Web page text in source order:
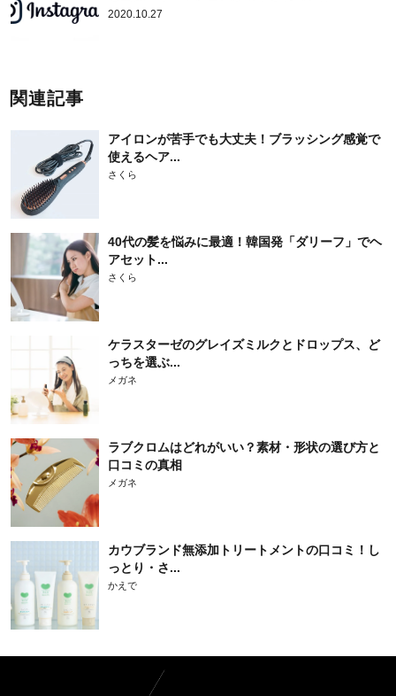
2020.10.27
関連記事
アイロンが苦手でも大丈夫！ブラッシング感覚で
使えるヘア...
さくら
40代の髪を悩みに最適！韓国発「ダリーフ」でヘ
アセット...
さくら
ケラスターゼのグレイズミルクとドロップス、ど
っちを選ぶ...
メガネ
ラブクロムはどれがいい？素材・形状の選び方と
口コミの真相
メガネ
カウブランド無添加トリートメントの口コミ！し
っとり・さ...
かえで